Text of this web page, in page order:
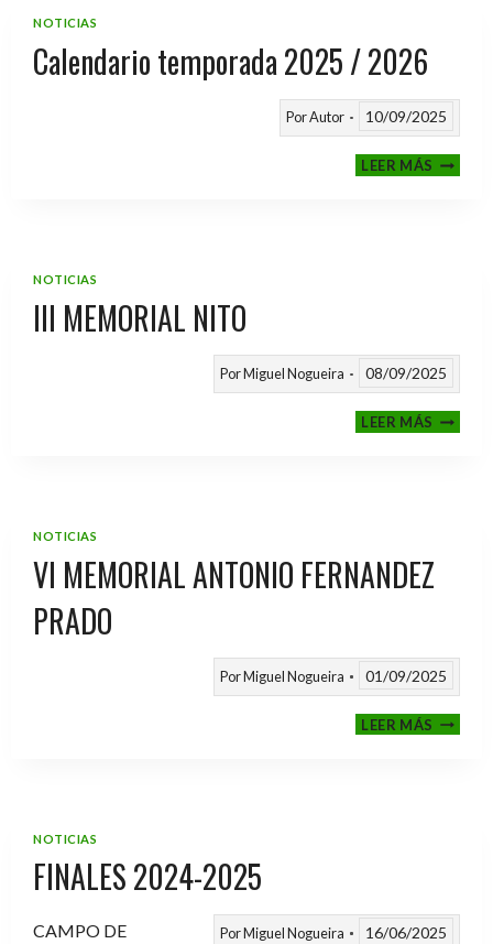
NOTICIAS
Calendario temporada 2025 / 2026
PorAutor 10/09/2025
LEER MÁS
NOTICIAS
III MEMORIAL NITO
PorMiguel Nogueira 08/09/2025
LEER MÁSIII
NOTICIAS
VI MEMORIAL ANTONIO FERNANDEZ
PRADO
PorMiguel Nogueira 01/09/2025
LEER MÁSVI
NOTICIAS
FINALES 2024-2025
PorMiguel Nogueira 16/06/2025
CAMPO DE